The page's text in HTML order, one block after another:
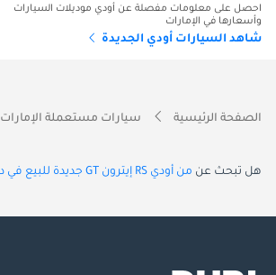
احصل على معلومات مفصلة عن أودي موديلات السيارات
وأسعارها في الإمارات
شاهد السيارات أودي الجديدة
الصفحة الرئيسية سيارات مستعملة الإمارات
هل تبحث عن من أودي RS إيترون GT جديدة للبيع في دبي